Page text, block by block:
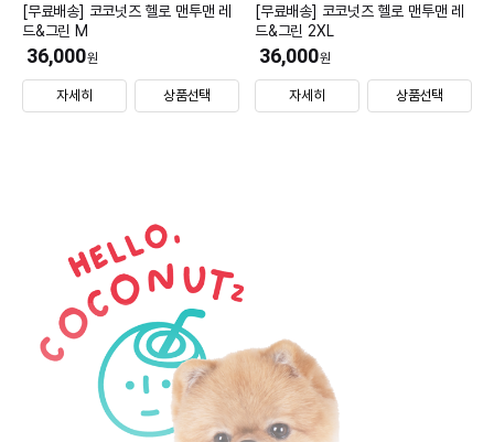
[무료배송] 코코넛즈 헬로 맨투맨 레
드&그린 M
36,000원
자세히 상품선택
[무료배송] 코코넛즈 헬로 맨투맨 레
드&그린 2XL
36,000원
자세히 상품선택